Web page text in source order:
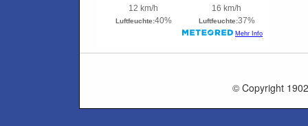
© Copyright